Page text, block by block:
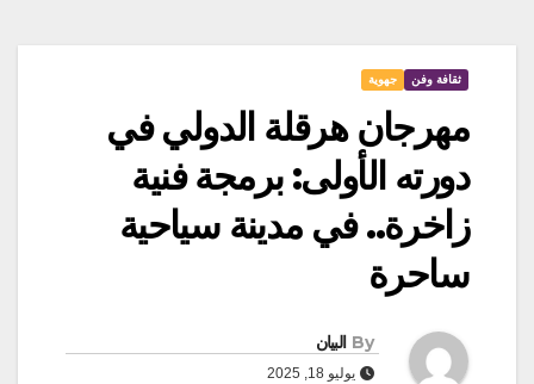
ثقافة وفن جهوية
مهرجان هرقلة الدولي في
دورته الأولى: برمجة فنية
زاخرة.. في مدينة سياحية
ساحرة
By البيان
يوليو 18, 2025